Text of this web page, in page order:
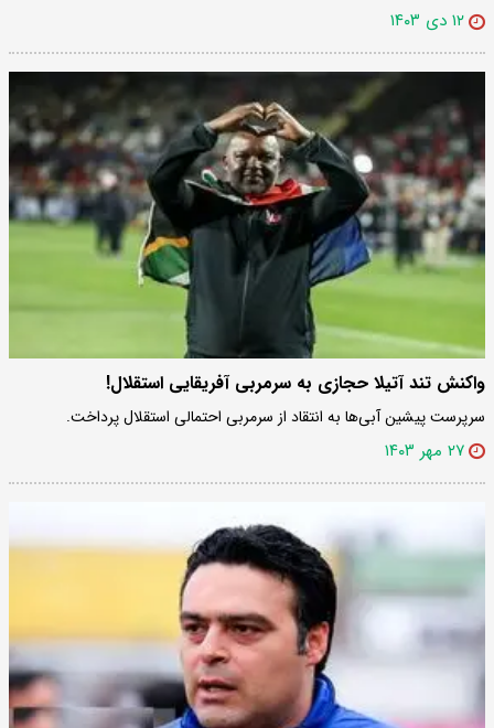
۱۲ دی ۱۴۰۳
واکنش تند آتیلا حجازی به سرمربی آفریقایی استقلال!
سرپرست پیشین آبی‌ها به انتقاد از سرمربی احتمالی استقلال پرداخت.
۲۷ مهر ۱۴۰۳